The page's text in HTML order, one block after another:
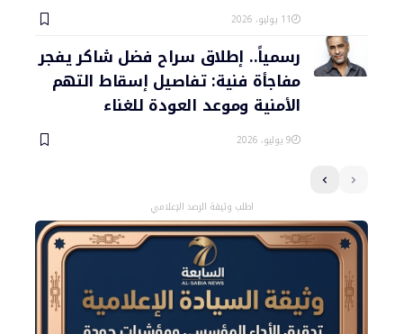
11 يوليو، 2026
رسمياً.. إطلاق سراح فضل شاكر يفجر
مفاجأة فنية: تفاصيل إسقاط التهم
الأمنية وموعد العودة للغناء
9 يوليو، 2026
اطلب وثيقة الرصد الإعلامي